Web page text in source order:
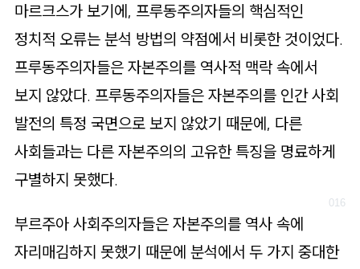
마르크스가 보기에, 프루동주의자들의 핵심적인
정치적 오류는 분석 방법의 약점에서 비롯한 것이었다.
프루동주의자들은 자본주의를 역사적 맥락 속에서
보지 않았다. 프루동주의자들은 자본주의를 인간 사회
발전의 특정 국면으로 보지 않았기 때문에, 다른
사회들과는 다른 자본주의의 고유한 특징을 명료하게
구별하지 못했다.
부르주아 사회주의자들은 자본주의를 역사 속에
자리매김하지 못했기 때문에 분석에서 두 가지 중대한